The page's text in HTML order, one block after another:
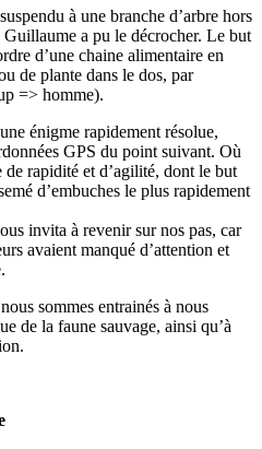
à une branche d’arbre hors
Guillaume a pu le décrocher. Le but
d’une chaine alimentaire en
de plante dans le dos, par
=> homme).
énigme rapidement résolue,
GPS du point suivant. Où
rapidité et d’agilité, dont le but
d’embuches le plus rapidement
invita à revenir sur nos pas, car
avaient manqué d’attention et
sommes entrainés à nous
de la faune sauvage, ainsi qu’à